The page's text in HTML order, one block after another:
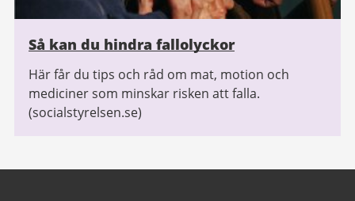
Så kan du hindra fallolyckor
Här får du tips och råd om mat, motion och
mediciner som minskar risken att falla.
(socialstyrelsen.se)